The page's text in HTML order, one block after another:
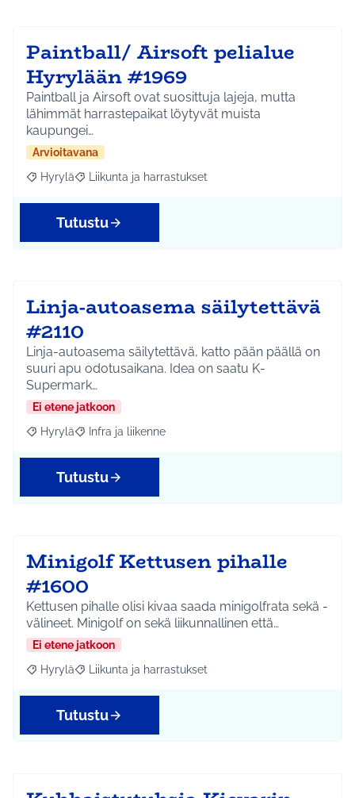
Paintball/ Airsoft pelialue
Hyrylään #1969
Paintball ja Airsoft ovat suosittuja lajeja, mutta
lähimmät harrastepaikat löytyvät muista
kaupungei…
Arvioitavana
Rajaa tulokset aihepiirin mukaan: Hyrylä
Hyrylä Rajaa tulokset teeman mukaan: Liikunta ja
Liikunta ja harrastukset
Tutustu
Linja-autoasema säilytettävä
#2110
Linja-autoasema säilytettävä, katto pään päällä on
suuri apu odotusaikana. Idea on saatu K-
Supermark…
Ei etene jatkoon
Rajaa tulokset aihepiirin mukaan: Hyrylä
Hyrylä Rajaa tulokset teeman mukaan: Infra ja liikenne
Infra ja liikenne
Tutustu
Minigolf Kettusen pihalle
#1600
Kettusen pihalle olisi kivaa saada minigolfrata sekä -
välineet. Minigolf on sekä liikunnallinen että…
Ei etene jatkoon
Rajaa tulokset aihepiirin mukaan: Hyrylä
Hyrylä Rajaa tulokset teeman mukaan: Liikunta ja
Liikunta ja harrastukset
Tutustu